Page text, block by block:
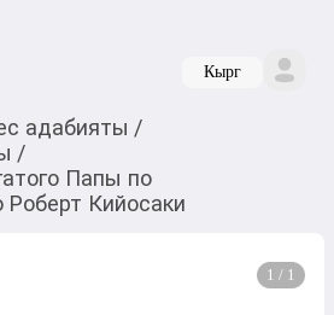
Кырг
адабияты /
/
Папы по
Кийосаки
1 / 1